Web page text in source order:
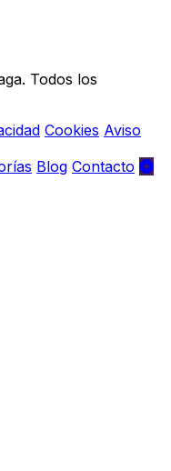
Todos los
Cookies Aviso
Blog Contacto